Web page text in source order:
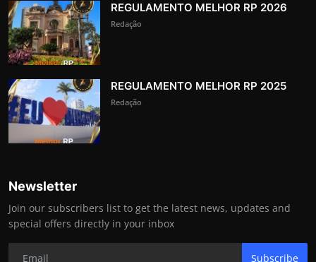
REGULAMENTO MELHOR RP 2026
Redação
REGULAMENTO MELHOR RP 2025
Redação
Newsletter
Join our subscribers list to get the latest news, updates and
special offers directly in your inbox
Subscribe